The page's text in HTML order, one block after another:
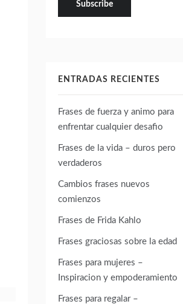
ENTRADAS RECIENTES
Frases de fuerza y animo para
enfrentar cualquier desafio
Frases de la vida – duros pero
verdaderos
Cambios frases nuevos
comienzos
Frases de Frida Kahlo
Frases graciosas sobre la edad
Frases para mujeres –
Inspiracion y empoderamiento
Frases para regalar –